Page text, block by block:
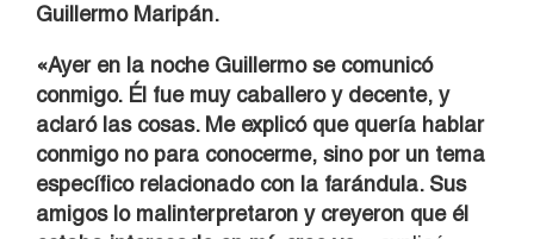
Guillermo Maripán.
«Ayer en la noche Guillermo se comunicó
conmigo. Él fue muy caballero y decente, y
aclaró las cosas. Me explicó que quería hablar
conmigo no para conocerme, sino por un tema
específico relacionado con la farándula. Sus
amigos lo malinterpretaron y creyeron que él